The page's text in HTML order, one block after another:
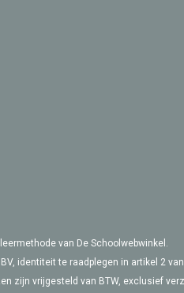
van De Schoolwebwinkel.
identiteit te raadplegen in artikel 2
zijn vrijgesteld van BTW, exclusief